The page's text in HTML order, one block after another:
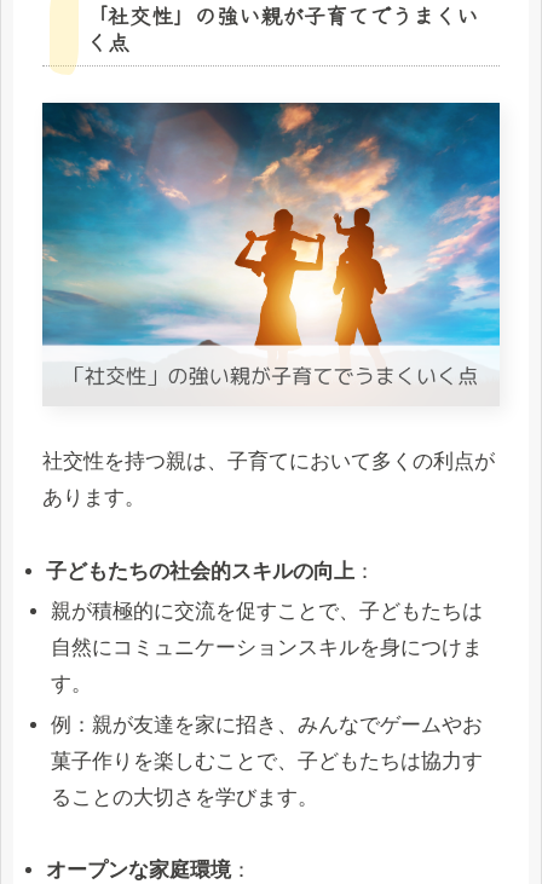
「社交性」の強い親が子育てでうまくい
く点
社交性を持つ親は、子育てにおいて多くの利点が
あります。
子どもたちの社会的スキルの向上 ：
親が積極的に交流を促すことで、子どもたちは
自然にコミュニケーションスキルを身につけま
す。
例：親が友達を家に招き、みんなでゲームやお
菓子作りを楽しむことで、子どもたちは協力す
ることの大切さを学びます。
オープンな家庭環境：